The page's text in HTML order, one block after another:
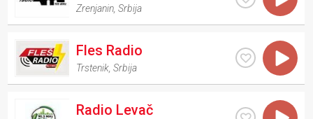
Zrenjanin ,Srbija
Fles Radio
Trstenik ,Srbija
Radio Levač